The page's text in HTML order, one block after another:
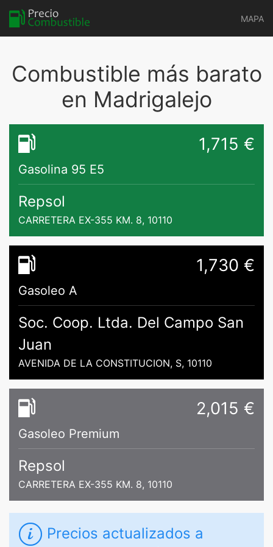
MAPA
Combustible más barato
en Madrigalejo
1,715 €
Gasolina 95 E5
Repsol
CARRETERA EX-355 KM. 8, 10110
1,730 €
Gasoleo A
Soc. Coop. Ltda. Del Campo San
Juan
AVENIDA DE LA CONSTITUCION, S, 10110
2,015 €
Gasoleo Premium
Repsol
CARRETERA EX-355 KM. 8, 10110
Precios actualizados a